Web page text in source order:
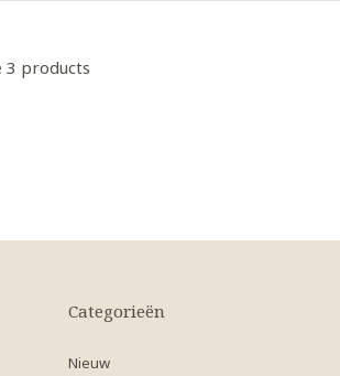
3 products
Categorieën
Nieuw